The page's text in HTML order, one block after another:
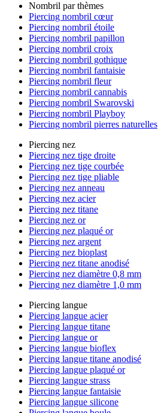
Nombril par thèmes
Piercing nombril cœur
Piercing nombril étoile
Piercing nombril papillon
Piercing nombril croix
Piercing nombril gothique
Piercing nombril fantaisie
Piercing nombril fleur
Piercing nombril cannabis
Piercing nombril Swarovski
Piercing nombril Playboy
Piercing nombril pierres naturelles
Piercing nez
Piercing nez tige droite
Piercing nez tige courbée
Piercing nez tige pliable
Piercing nez anneau
Piercing nez acier
Piercing nez titane
Piercing nez or
Piercing nez plaqué or
Piercing nez argent
Piercing nez bioplast
Piercing nez titane anodisé
Piercing nez diamètre 0,8 mm
Piercing nez diamètre 1,0 mm
Piercing langue
Piercing langue acier
Piercing langue titane
Piercing langue or
Piercing langue bioflex
Piercing langue titane anodisé
Piercing langue plaqué or
Piercing langue strass
Piercing langue fantaisie
Piercing langue silicone